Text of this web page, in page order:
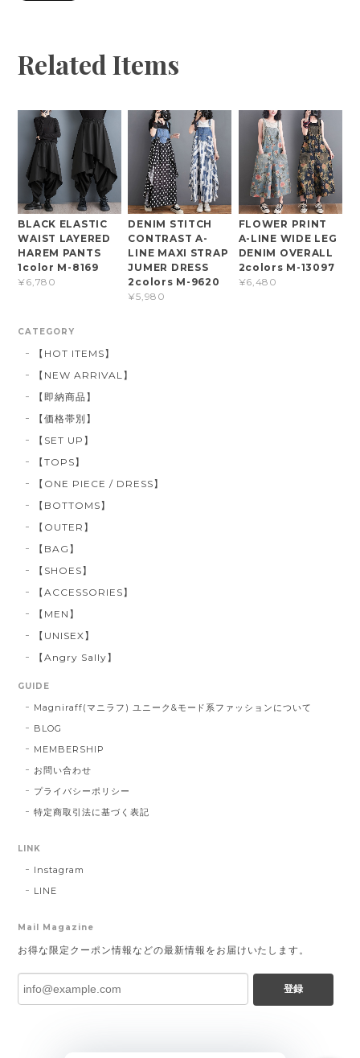
Related Items
BLACK ELASTIC
WAIST LAYERED
HAREM PANTS
1color M-8169
¥6,780
DENIM STITCH
CONTRAST A-
LINE MAXI STRAP
JUMER DRESS
2colors M-9620
¥5,980
FLOWER PRINT
A-LINE WIDE LEG
DENIM OVERALL
2colors M-13097
¥6,480
CATEGORY
【HOT ITEMS】
【NEW ARRIVAL】
【即納商品】
【価格帯別】
【SET UP】
【TOPS】
【ONE PIECE / DRESS】
【BOTTOMS】
【OUTER】
【BAG】
【SHOES】
【ACCESSORIES】
【MEN】
【UNISEX】
【Angry Sally】
GUIDE
Magniraff(マニラフ) ユニーク&モード系ファッションについて
BLOG
MEMBERSHIP
お問い合わせ
プライバシーポリシー
特定商取引法に基づく表記
LINK
Instagram
LINE
Mail Magazine
お得な限定クーポン情報などの最新情報をお届けいたします。
登録